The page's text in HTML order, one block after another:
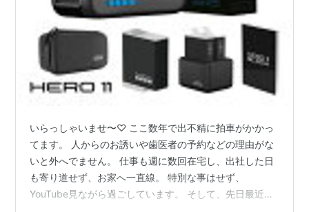
いらっしゃいませ〜♡ ここ数年で出不精に拍車がかかっ
てます。 人からのお誘いや歯医者の予約などの理由がな
いと外へでません。 仕事も週に数回在宅し、出社した日
も寄り道せず、お家へ一直線。 特別な事はせず、
YouTube見ながら過ごしています。 そして、先日最近お